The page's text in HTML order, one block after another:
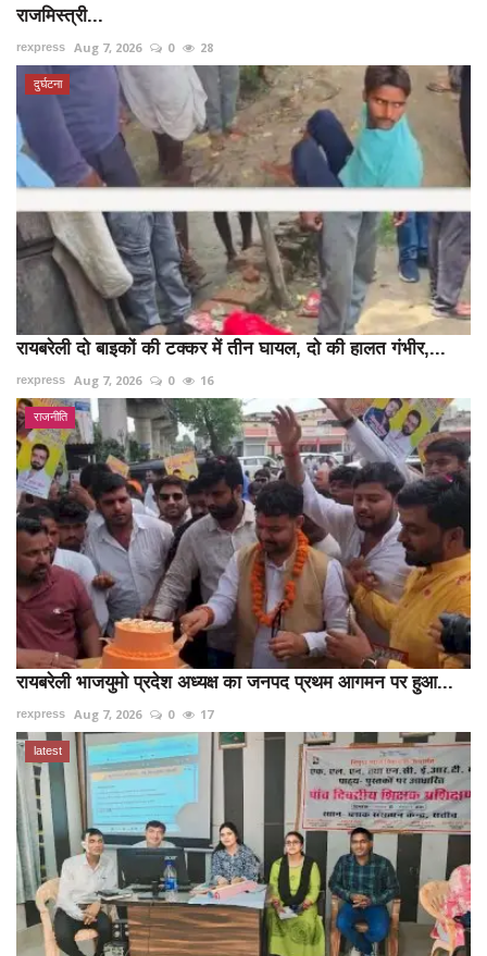
राजमिस्त्री...
rexpress Aug 7, 2026 0 28
दुर्घटना
रायबरेली दो बाइकों की टक्कर में तीन घायल, दो की हालत गंभीर,...
rexpress Aug 7, 2026 0 16
राजनीति
रायबरेली भाजयुमो प्रदेश अध्यक्ष का जनपद प्रथम आगमन पर हुआ...
rexpress Aug 7, 2026 0 17
latest